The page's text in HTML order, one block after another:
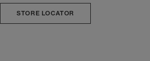
STORE LOCATOR